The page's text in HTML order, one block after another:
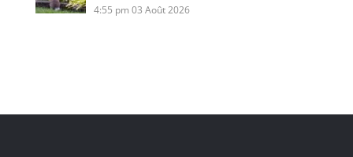
4:55 pm 03 Août 2026